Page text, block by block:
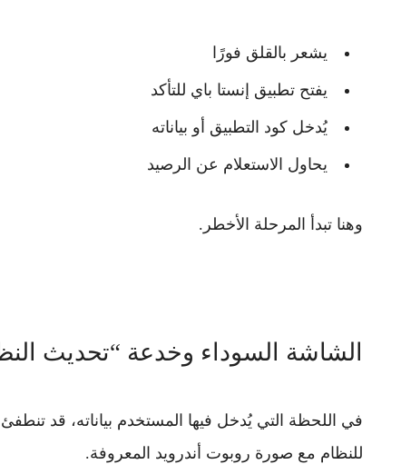
يشعر بالقلق فورًا
يفتح تطبيق إنستا باي للتأكد
يُدخل كود التطبيق أو بياناته
يحاول الاستعلام عن الرصيد
وهنا تبدأ المرحلة الأخطر.
الشاشة السوداء وخدعة “تحديث
في اللحظة التي يُدخل فيها المستخدم بياناته، قد
للنظام مع صورة روبوت أندرويد المعروفة.